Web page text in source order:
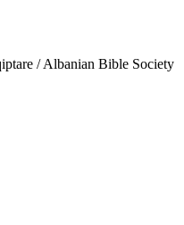
/ Albanian Bible Society